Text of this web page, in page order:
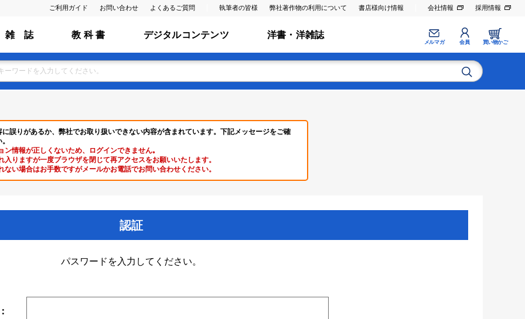
ご利用ガイド お問い合わせ よくあるご質問 執筆者の皆様 弊社著作物の利用について 書店様向け情報 会社情報 採用情報
雑 誌 教 科 書 デジタルコンテンツ 洋書・洋雑誌
メルマガ 会員 買い物かご
誤りがあるか、弊社でお取り扱いできない内容が含まれています。下記メッセージをご確
ン情報が正しくないため、ログインできません｡
入りますが一度ブラウザを閉じて再アクセスをお願いいたします。
ない場合はお手数ですがメールかお電話でお問い合わせください。
認証
パスワードを入力してください。